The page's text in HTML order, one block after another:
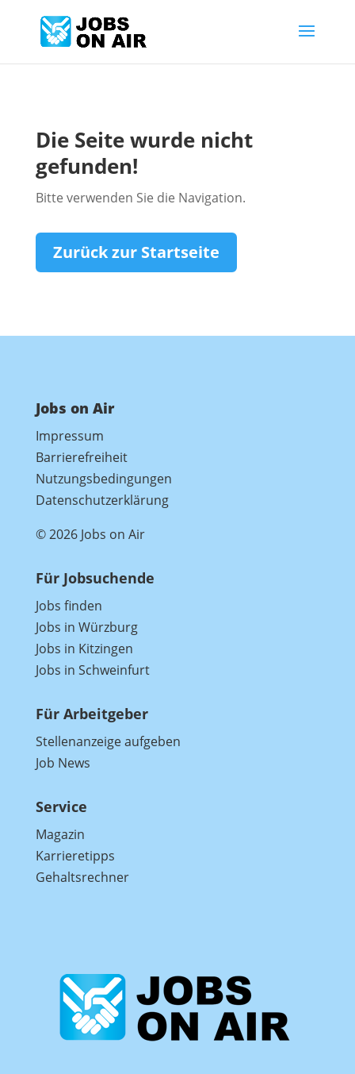
Die Seite wurde nicht
gefunden!
Bitte verwenden Sie die Navigation.
Zurück zur Startseite
Jobs on Air
Impressum
Barrierefreiheit
Nutzungsbedingungen
Datenschutzerklärung
© 2026 Jobs on Air
Für Jobsuchende
Jobs finden
Jobs in Würzburg
Jobs in Kitzingen
Jobs in Schweinfurt
Für Arbeitgeber
Stellenanzeige aufgeben
Job News
Service
Magazin
Karrieretipps
Gehaltsrechner